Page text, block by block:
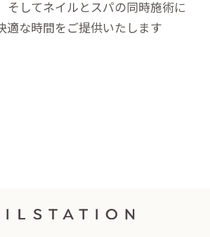
そしてネイルとスパの同時施術に
適な時間をご提供いたします